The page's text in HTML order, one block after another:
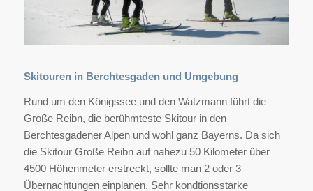
Skitouren in Berchtesgaden und Umgebung
Rund um den Königssee und den Watzmann führt die
Große Reibn, die berühmteste Skitour in den
Berchtesgadener Alpen und wohl ganz Bayerns. Da sich
die Skitour Große Reibn auf nahezu 50 Kilometer über
4500 Höhenmeter erstreckt, sollte man 2 oder 3
Übernachtungen einplanen. Sehr kondtionsstarke